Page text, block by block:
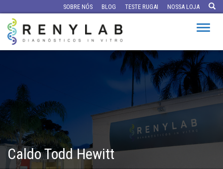
SOBRE NÓS BLOG TESTE RUGAI NOSSA LOJA
Caldo Todd Hewitt